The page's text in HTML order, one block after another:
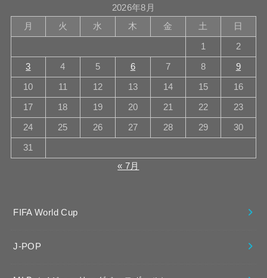
2026年8月
月
火 水 木 金 土 日
1 2
3 4 5 6 7 8 9
10 11 12 13 14 15 16
17 18 19 20 21 22 23
24 25 26 27 28 29 30
31
« 7月
FIFA World Cup
J-POP